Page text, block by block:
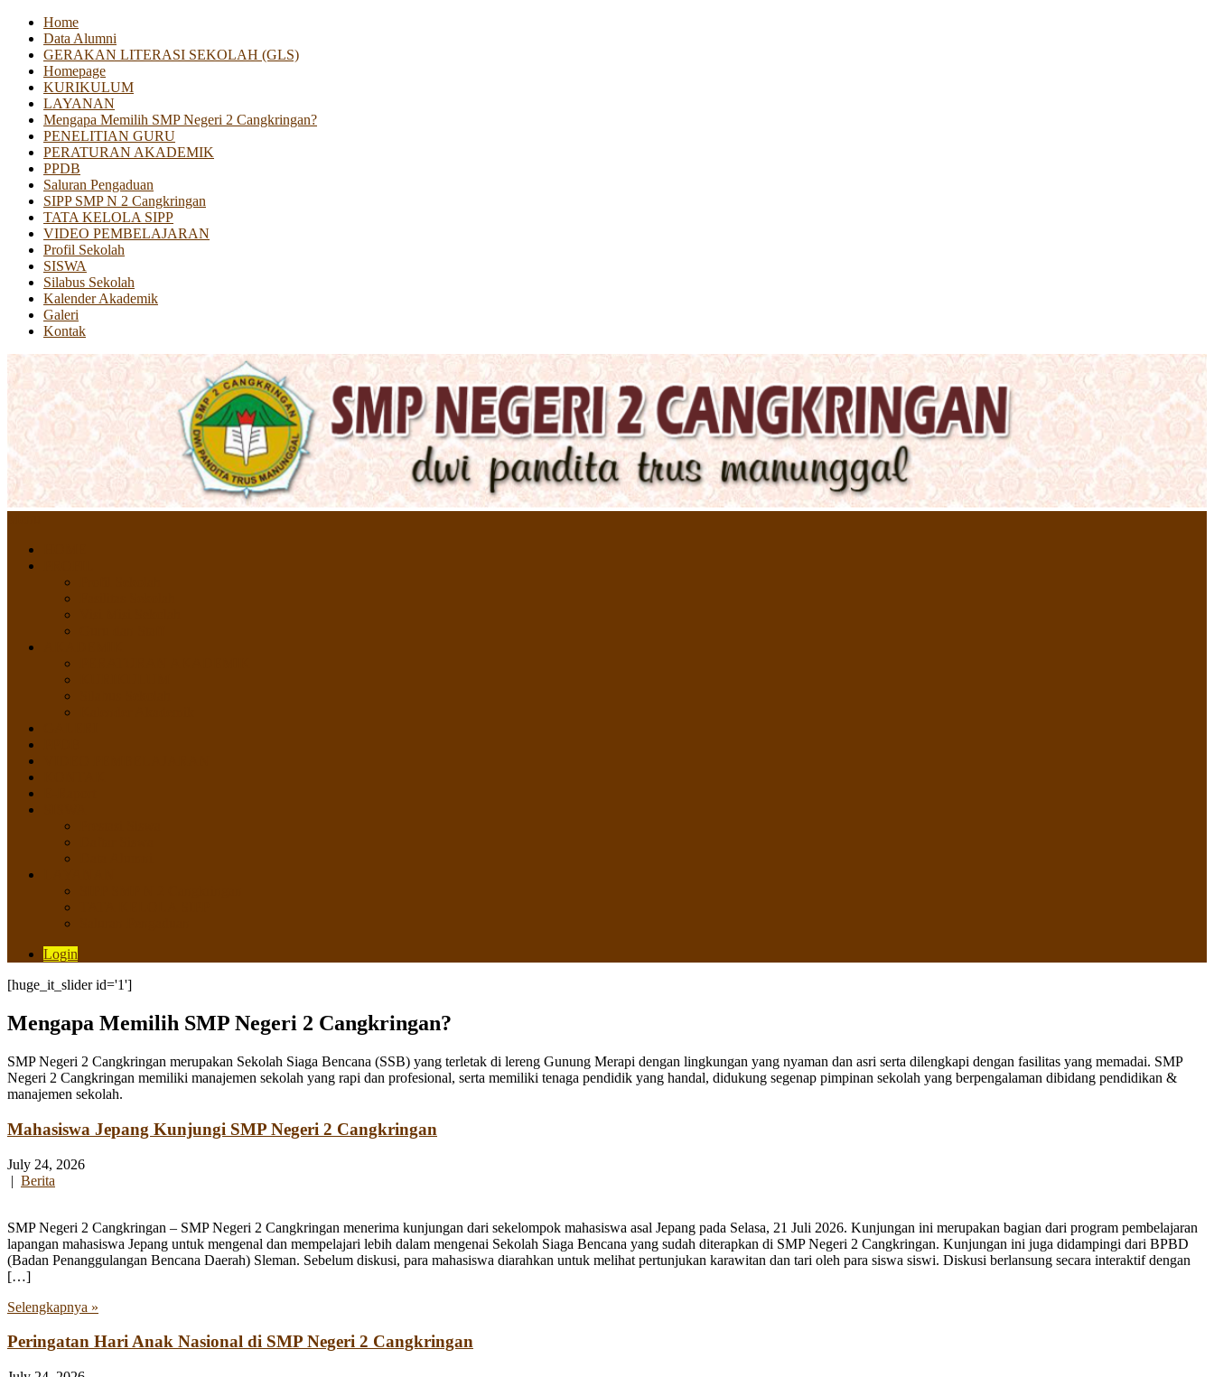
Home
Data Alumni
GERAKAN LITERASI SEKOLAH (GLS)
Homepage
KURIKULUM
LAYANAN
Mengapa Memilih SMP Negeri 2 Cangkringan?
PENELITIAN GURU
PERATURAN AKADEMIK
PPDB
Saluran Pengaduan
SIPP SMP N 2 Cangkringan
TATA KELOLA SIPP
VIDEO PEMBELAJARAN
Profil Sekolah
SISWA
Silabus Sekolah
Kalender Akademik
Galeri
Kontak
Login
[huge_it_slider id='1']
Mengapa Memilih SMP Negeri 2 Cangkringan?
SMP Negeri 2 Cangkringan merupakan Sekolah Siaga Bencana (SSB) yang terletak di lereng Gunung Merapi dengan lingkungan yang nyaman dan asri serta dilengkapi dengan fasilitas yang memadai. SMP
Negeri 2 Cangkringan memiliki manajemen sekolah yang rapi dan profesional, serta memiliki tenaga pendidik yang handal, didukung segenap pimpinan sekolah yang berpengalaman dibidang pendidikan &
manajemen sekolah.
Mahasiswa Jepang Kunjungi SMP Negeri 2 Cangkringan
July 24, 2026
| Berita
SMP Negeri 2 Cangkringan – SMP Negeri 2 Cangkringan menerima kunjungan dari sekelompok mahasiswa asal Jepang pada Selasa, 21 Juli 2026. Kunjungan ini merupakan bagian dari program pembelajaran
lapangan mahasiswa Jepang untuk mengenal dan mempelajari lebih dalam mengenai Sekolah Siaga Bencana yang sudah diterapkan di SMP Negeri 2 Cangkringan. Kunjungan ini juga didampingi dari BPBD
(Badan Penanggulangan Bencana Daerah) Sleman. Sebelum diskusi, para mahasiswa diarahkan untuk melihat pertunjukan karawitan dan tari oleh para siswa siswi. Diskusi berlansung secara interaktif dengan
[…]
Selengkapnya »
Peringatan Hari Anak Nasional di SMP Negeri 2 Cangkringan